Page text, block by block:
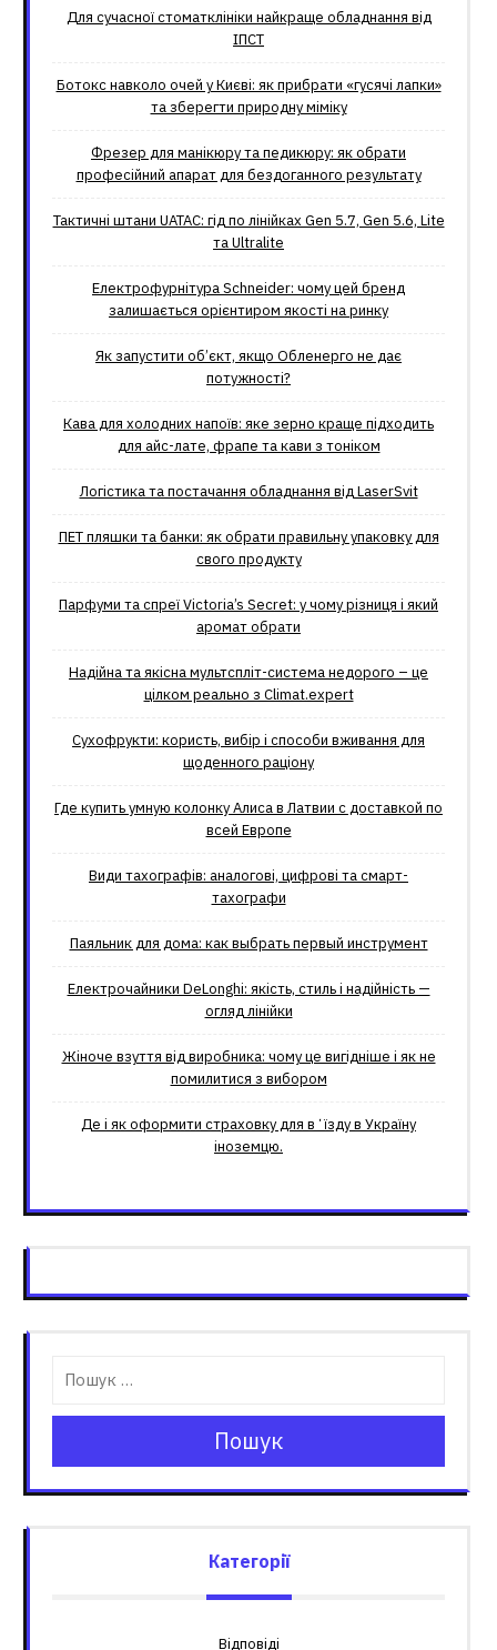
Для сучасної стоматклініки найкраще обладнання від
ІПСТ
Ботокс навколо очей у Києві: як прибрати «гусячі лапки»
та зберегти природну міміку
Фрезер для манікюру та педикюру: як обрати
професійний апарат для бездоганного результату
Тактичні штани UATAC: гід по лінійках Gen 5.7, Gen 5.6, Lite
та Ultralite
Електрофурнітура Schneider: чому цей бренд
залишається орієнтиром якості на ринку
Як запустити об’єкт, якщо Обленерго не дає
потужності?
Кава для холодних напоїв: яке зерно краще підходить
для айс-лате, фрапе та кави з тоніком
Логістика та постачання обладнання від LaserSvit
ПЕТ пляшки та банки: як обрати правильну упаковку для
свого продукту
Парфуми та спреї Victoria’s Secret: у чому різниця і який
аромат обрати
Надійна та якісна мультспліт-система недорого – це
цілком реально з Climat.еxpert
Сухофрукти: користь, вибір і способи вживання для
щоденного раціону
Где купить умную колонку Алиса в Латвии с доставкой по
всей Европе
Види тахографів: аналогові, цифрові та смарт-
тахографи
Паяльник для дома: как выбрать первый инструмент
Електрочайники DeLonghi: якість, стиль і надійність —
огляд лінійки
Жіноче взуття від виробника: чому це вигідніше і як не
помилитися з вибором
Де і як оформити страховку для вʼїзду в Україну
іноземцю.
Пошук
Категорії
Відповіді